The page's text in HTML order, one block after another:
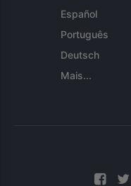
Español
Português
Deutsch
Mais...